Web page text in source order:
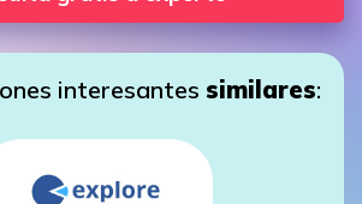
interesantes similares: